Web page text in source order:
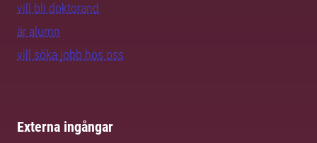
vill bli doktorand
är alumn
vill söka jobb hos oss
Externa ingångar